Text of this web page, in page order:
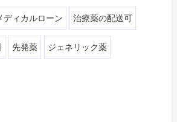
ディカルローン 治療薬の配送可
先発薬 ジェネリック薬